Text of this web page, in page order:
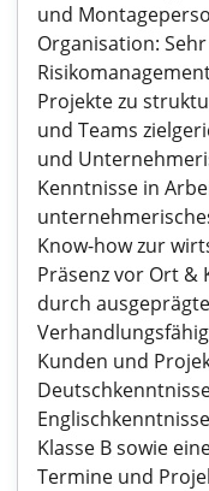
und
Organisation:
Projekte zu
und Teams
und
Kenntnisse in
Know-how zur
Präsenz vor Ort &
durch
Kunden und
Klasse B sowie
Termine und